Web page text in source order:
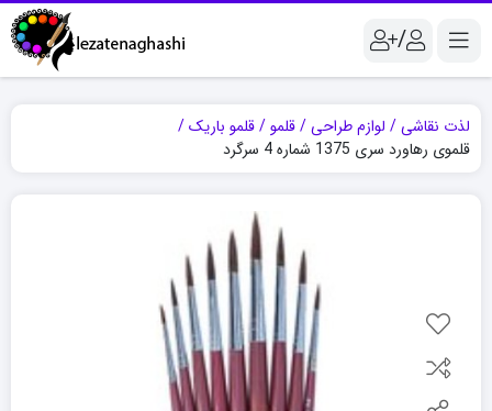
/
لذت نقاشی لوازم طراحی قلمو
قلمو باریک
قلموی رهاورد سری 1375 شماره 4 سرگرد